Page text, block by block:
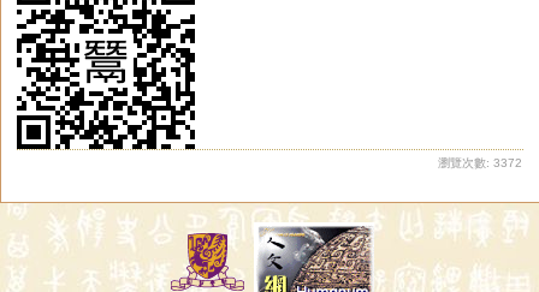
瀏覽次數: 3372